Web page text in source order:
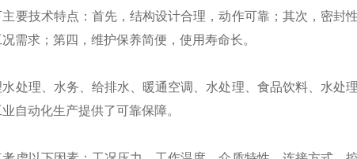
要技术特点：首先，结构设计合理，动作可靠；其次，密封
需求；第四，维护保养简便，使用寿命长。
处理、水务、给排水、暖通空调、水处理、食品饮料、水处
自动化生产提供了可靠保障。